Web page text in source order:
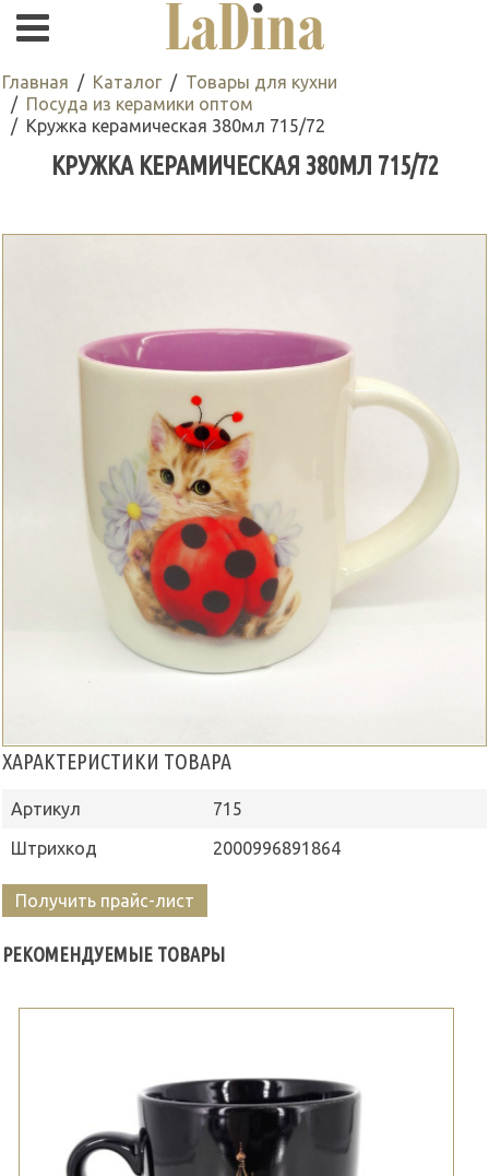
Главная Каталог
Товары для кухни
Посуда из керамики оптом
Кружка керамическая 380мл 715/72
КРУЖКА КЕРАМИЧЕСКАЯ 380МЛ 715/72
ХАРАКТЕРИСТИКИ ТОВАРА
Артикул
715
Штрихкод
2000996891864
Получить прайс-лист
РЕКОМЕНДУЕМЫЕ ТОВАРЫ